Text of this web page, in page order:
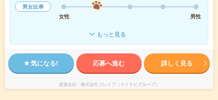
男女比率
女性
男性
もっと見る
気になる! 応募へ進む 詳しく見る
派遣会社 株式会社ブレイブ（マイナビグループ）